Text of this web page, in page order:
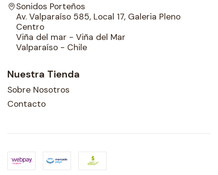
Sonidos Porteños
Av. Valparaíso 585, Local 17, Galeria Pleno
Centro
Viña del mar - Viña del Mar
Valparaíso - Chile
Nuestra Tienda
Sobre Nosotros
Contacto